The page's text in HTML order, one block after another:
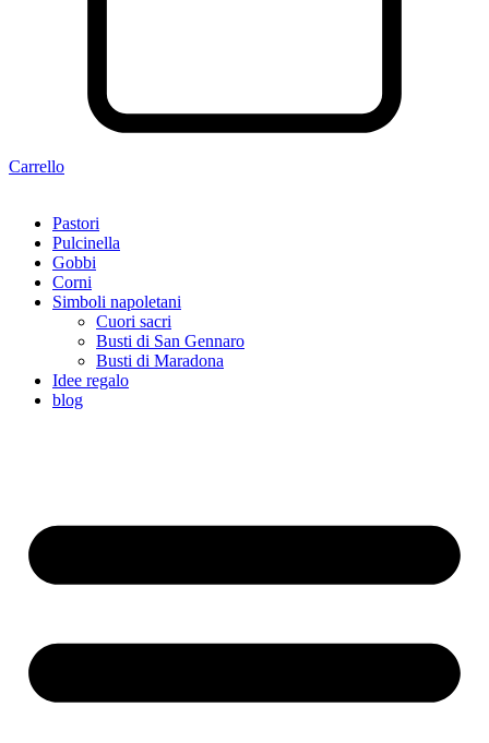
Carrello
Pastori
Pulcinella
Gobbi
Corni
Simboli napoletani
Cuori sacri
Busti di San Gennaro
Busti di Maradona
Idee regalo
blog